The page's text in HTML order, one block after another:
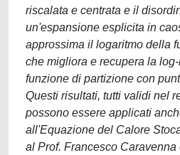
riscalata e centrata e il
un'espansione esplicita in
approssima il logaritmo della
che migliora e recupera la
funzione di partizione con
Questi risultati, tutti validi nel
possono essere applicati
all'Equazione del Calore
al Prof. Francesco Caravenna